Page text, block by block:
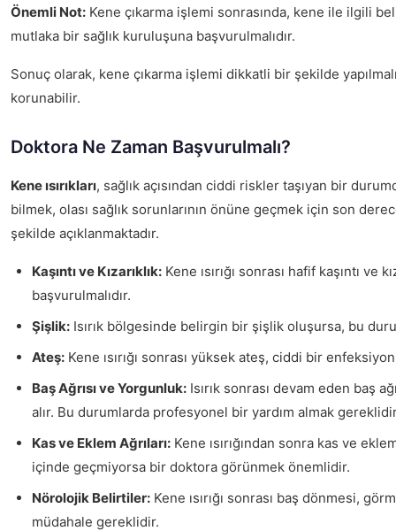
Önemli Not: Kene çıkarma işlemi sonrasında, kene ile ilgili
mutlaka bir sağlık kuruluşuna başvurulmalıdır.
Sonuç olarak, kene çıkarma işlemi dikkatli bir şekilde
korunabilir.
Doktora Ne Zaman Başvurulmalı?
Kene ısırıkları, sağlık açısından ciddi riskler taşıyan bir
bilmek, olası sağlık sorunlarının önüne geçmek için son
şekilde açıklanmaktadır.
Kaşıntı ve Kızarıklık: Kene ısırığı sonrası hafif kaşıntı
başvurulmalıdır.
Şişlik: Isırık bölgesinde belirgin bir şişlik oluşursa, bu
Ateş: Kene ısırığı sonrası yüksek ateş, ciddi bir
Baş Ağrısı ve Yorgunluk: Isırık sonrası devam eden baş
alır. Bu durumlarda profesyonel bir yardım almak
Kas ve Eklem Ağrıları: Kene ısırığından sonra kas ve
içinde geçmiyorsa bir doktora görünmek önemlidir.
Nörolojik Belirtiler: Kene ısırığı sonrası baş dönmesi,
müdahale gereklidir.